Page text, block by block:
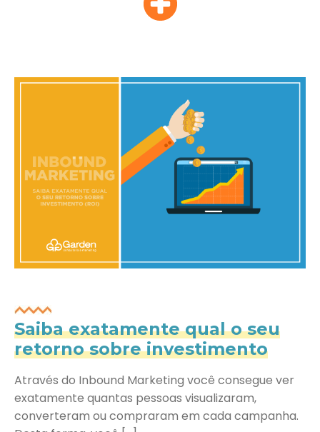
Saiba exatamente qual o seu
retorno sobre investimento
Através do Inbound Marketing você consegue ver
exatamente quantas pessoas visualizaram,
converteram ou compraram em cada campanha.